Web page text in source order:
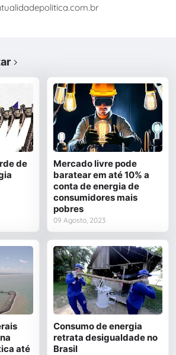
de
Mercado livre pode
baratear em até 10% a
conta de energia de
consumidores mais
pobres
09 Agosto, 2023
até
Consumo de energia
retrata desigualdade no
Brasil